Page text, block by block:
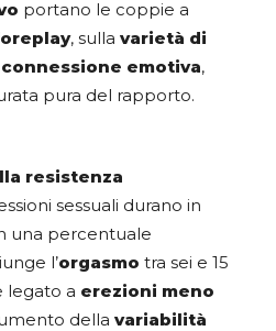
portano le coppie a
, sulla varietà di
connessione emotiva,
pura del rapporto.
resistenza
sessuali durano in
una percentuale
l’orgasmo tra sei e 15
legato a erezioni meno
della variabilità